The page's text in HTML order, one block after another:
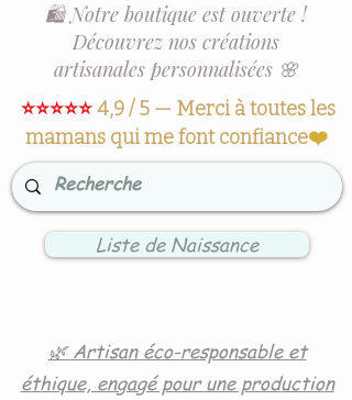
🛍️ Notre boutique est ouverte !
Découvrez nos créations
artisanales personnalisées 🌸
⭐⭐⭐⭐⭐4,9 / 5 — Merci à toutes les
mamans qui me font confiance❤️
Liste de Naissance
🌿 Artisan éco-responsable et
éthique, engagé pour une production